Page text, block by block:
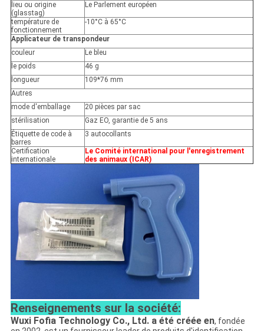
lieu ou origine
(glasstag)
Le Parlement européen
température de
fonctionnement
-10°C à 65°C
Applicateur de transpondeur
couleur
Le bleu
le poids
46 g
longueur
109*76 mm
Autres
mode d'emballage
20 pièces par sac
stérilisation
Gaz EO, garantie de 5 ans
Étiquette de code à
barres
3 autocollants
Certification
internationale
Le Comité international pour l'enregistrement
des animaux (ICAR)
Renseignements sur la société:
Wuxi Fofia Technology Co., Ltd. a été créée en, fondée